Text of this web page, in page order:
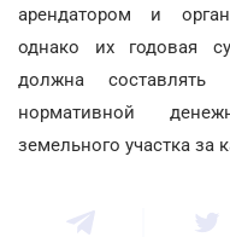
арендатором и
однако их годовая
должна
нормативной
земельного участка